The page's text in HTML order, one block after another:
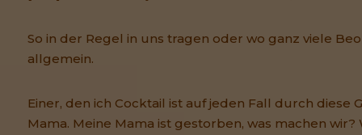
So in der Regel in uns tragen oder wo ganz viele
allgemein.
Einer, den ich Cocktail ist auf jeden Fall durch diese
Mama. Meine Mama ist gestorben, was machen